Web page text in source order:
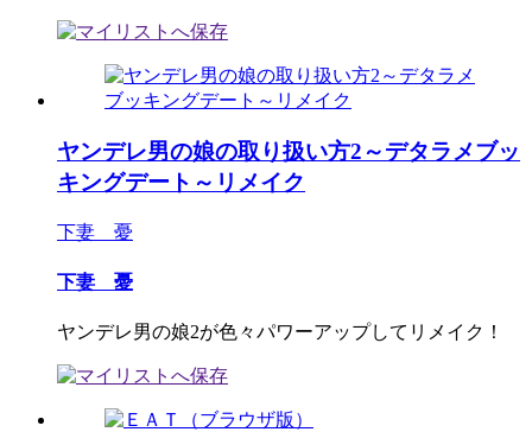
ヤンデレ男の娘の取り扱い方2～デタラメブッ
キングデート～リメイク
下妻 憂
下妻 憂
ヤンデレ男の娘2が色々パワーアップしてリメイク！